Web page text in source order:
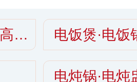
电压力锅·电高压锅 电饭煲·电饭
电炖锅·电炖